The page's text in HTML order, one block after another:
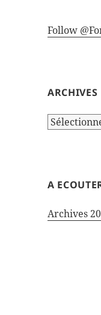
Follow
ARCHIVES
Archives
A
Archives